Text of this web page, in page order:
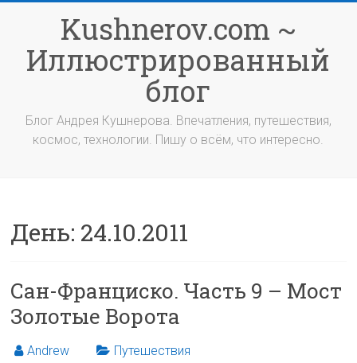
содержимомуKushnerov.com ~
Иллюстрированный
блог
Блог Андрея Кушнерова. Впечатления, путешествия,
космос, технологии. Пишу о всём, что интересно.
День: 24.10.2011
Сан-Франциско. Часть 9 – Мост
Золотые Ворота
Andrew Путешествия